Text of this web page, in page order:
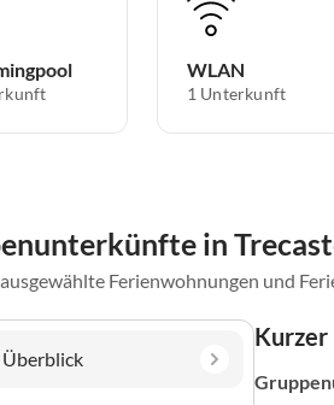
WLAN
1 Unterkunft
in
Ferienwohnungen und